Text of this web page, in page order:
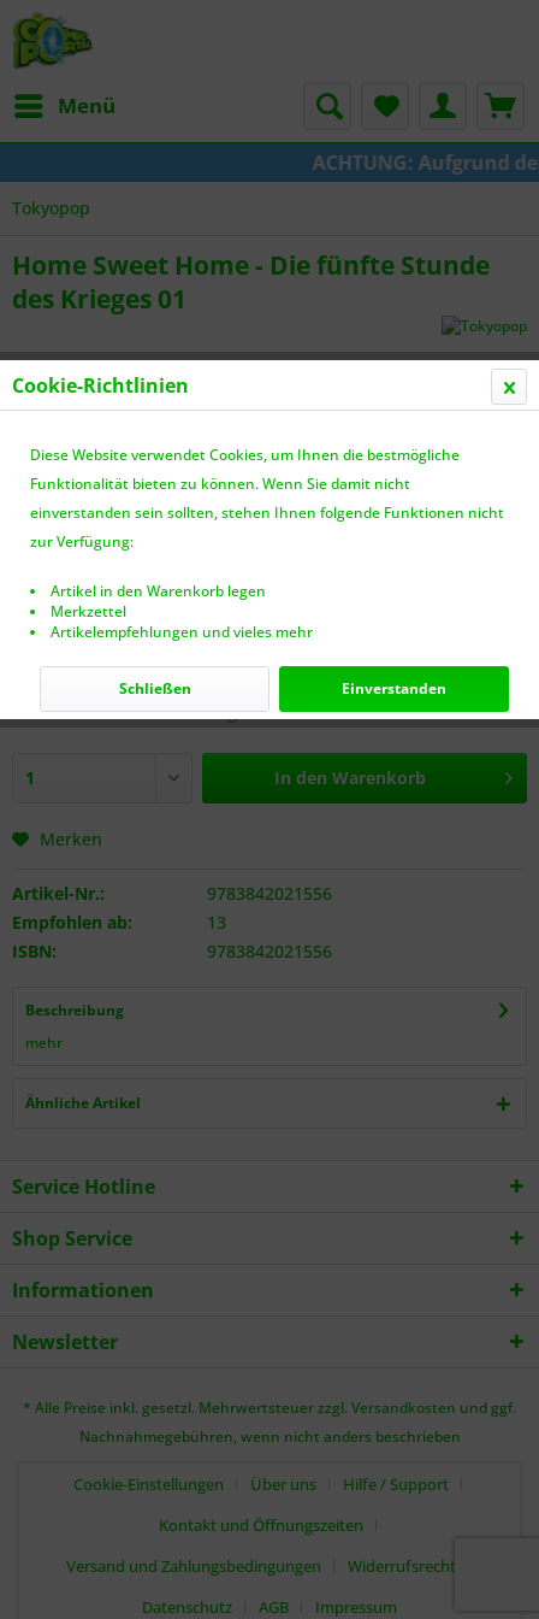
Menü
ACHTUNG: Aufgrund
Tokyopop
Home Sweet Home - Die fünfte Stunde
des Krieges 01
6,95 € *
zzgl. Versandkosten (VERSANDFREI AB 40€!)
Nur noch 2 Stück auf Lager.
In den Warenkorb
Merken
Artikel-Nr.:
9783842021556
Empfohlen ab:
13
ISBN:
9783842021556
Beschreibung
mehr
Ähnliche Artikel
Service Hotline
Shop Service
Informationen
Newsletter
* Alle Preise inkl. gesetzl. Mehrwertsteuer zzgl. Versandkosten und ggf.
Nachnahmegebühren, wenn nicht anders beschrieben
Cookie-Einstellungen Über uns
Hilfe / Support
Kontakt und Öffnungszeiten
Versand und Zahlungsbedingungen
Widerrufsrecht
Datenschutz
AGB Impressum
Cookie-Richtlinien
Diese Website verwendet Cookies, um Ihnen die bestmögliche
Funktionalität bieten zu können. Wenn Sie damit nicht
einverstanden sein sollten, stehen Ihnen folgende Funktionen nicht
zur Verfügung:
Artikel in den Warenkorb legen
Merkzettel
Artikelempfehlungen und vieles mehr
Einverstanden
Schließen